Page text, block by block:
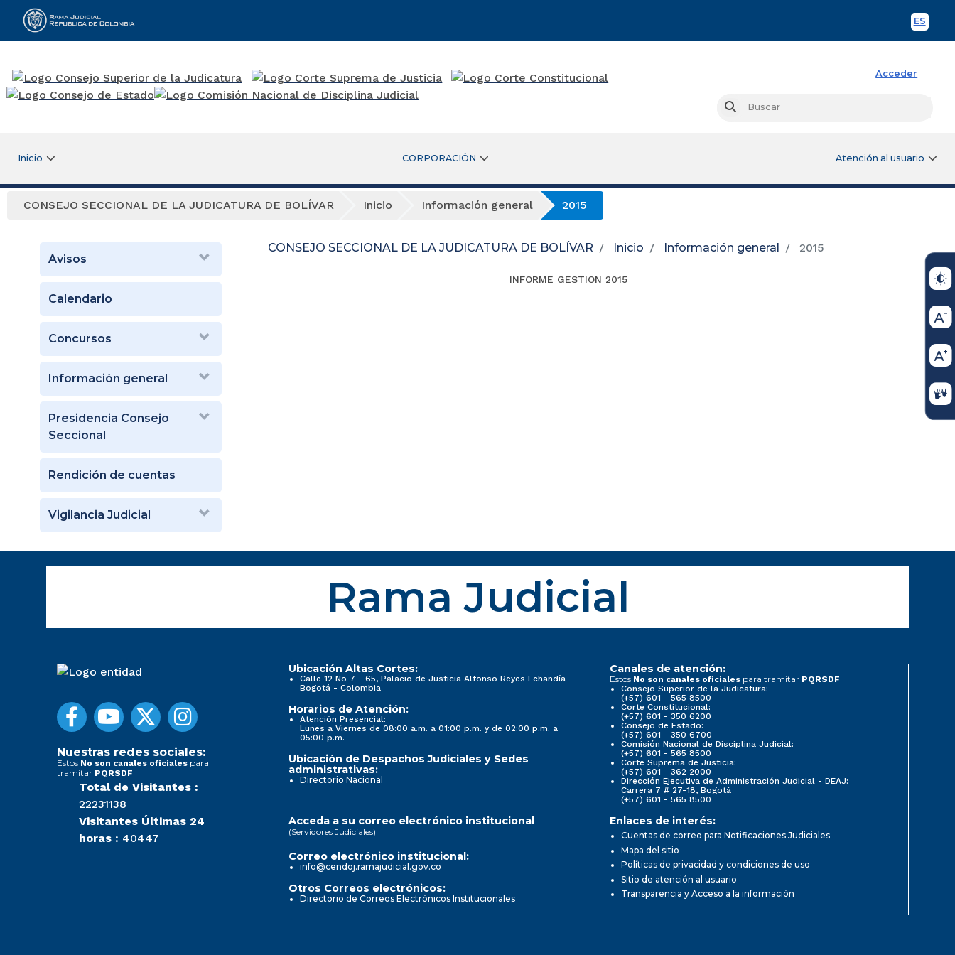
ES
Rama Judicial
Acceder
Buscar
Inicio CORPORACIÓN Atención al usuario
CONSEJO SECCIONAL DE LA JUDICATURA DE BOLÍVAR Inicio Información general 2015
Avisos
Calendario
Concursos
Información general
Presidencia Consejo
Seccional
Rendición de cuentas
Vigilancia Judicial
CONSEJO SECCIONAL DE LA JUDICATURA DE BOLÍVAR Inicio Información general 2015
INFORME GESTION 2015
Rama Judicial
Nuestras redes sociales:
Estos No son canales oficiales para
tramitar PQRSDF
Total de Visitantes :
22231138
Visitantes Últimas 24
horas : 40447
Ubicación Altas Cortes:
Calle 12 No 7 - 65, Palacio de Justicia Alfonso Reyes Echandía
Bogotá - Colombia
Horarios de Atención:
Atención Presencial:
Lunes a Viernes de 08:00 a.m. a 01:00 p.m. y de 02:00 p.m. a
05:00 p.m.
Ubicación de Despachos Judiciales y Sedes
administrativas:
Directorio Nacional
Canales de atención:
Estos No son canales oficiales para tramitar PQRSDF
Consejo Superior de la Judicatura:
(+57) 601 - 565 8500
Corte Constitucional:
(+57) 601 - 350 6200
Consejo de Estado:
(+57) 601 - 350 6700
Comisión Nacional de Disciplina Judicial:
(+57) 601 - 565 8500
Corte Suprema de Justicia:
(+57) 601 - 362 2000
Dirección Ejecutiva de Administración Judicial - DEAJ:
Carrera 7 # 27-18, Bogotá
(+57) 601 - 565 8500
Acceda a su correo electrónico institucional
(Servidores Judiciales)
Correo electrónico institucional:
info@cendoj.ramajudicial.gov.co
Otros Correos electrónicos:
Directorio de Correos Electrónicos Institucionales
Enlaces de interés:
Cuentas de correo para Notificaciones Judiciales
Mapa del sitio
Políticas de privacidad y condiciones de uso
Sitio de atención al usuario
Transparencia y Acceso a la información